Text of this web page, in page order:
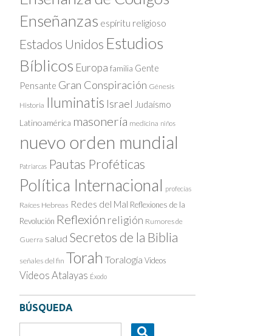
Enseñanzas espíritu religioso
Estados Unidos Estudios
Bíblicos Europa familia Gente
Pensante Gran Conspiración Génesis
Historia Iluminatis Israel Judaísmo
Latinoamérica masonería medicina niños
nuevo orden mundial
Patriarcas Pautas Proféticas
Política Internacional profecías
Raíces Hebreas Redes del Mal Reflexiones de la
Revolución Reflexión religión Rumores de
Guerra salud Secretos de la Biblia
señales del fin Torah Toralogía Videos
Videos Atalayas Éxodo
BÚSQUEDA